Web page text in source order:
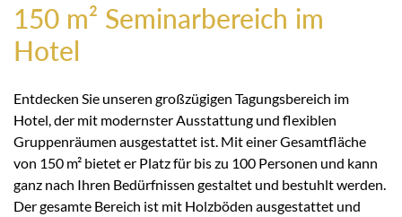
150 m² Seminarbereich im
Hotel
Entdecken Sie unseren großzügigen Tagungsbereich im
Hotel, der mit modernster Ausstattung und flexiblen
Gruppenräumen ausgestattet ist. Mit einer Gesamtfläche
von 150 m² bietet er Platz für bis zu 100 Personen und kann
ganz nach Ihren Bedürfnissen gestaltet und bestuhlt werden.
Der gesamte Bereich ist mit Holzböden ausgestattet und